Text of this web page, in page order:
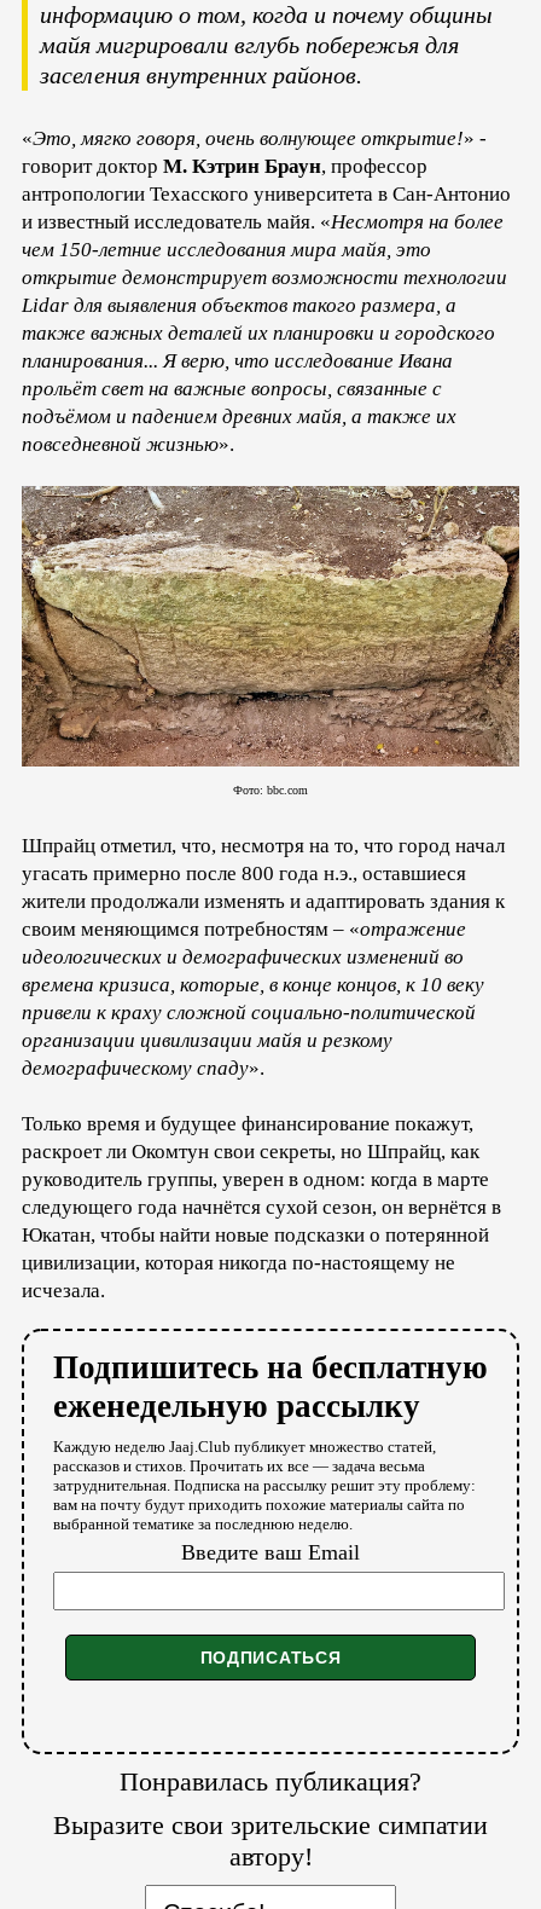
информацию о том, когда и почему общины
майя мигрировали вглубь побережья для
заселения внутренних районов.
«Это, мягко говоря, очень волнующее открытие!» -
говорит доктор М. Кэтрин Браун, профессор
антропологии Техасского университета в Сан-Антонио
и известный исследователь майя. «Несмотря на более
чем 150-летние исследования мира майя, это
открытие демонстрирует возможности технологии
Lidar для выявления объектов такого размера, а
также важных деталей их планировки и городского
планирования... Я верю, что исследование Ивана
прольёт свет на важные вопросы, связанные с
подъёмом и падением древних майя, а также их
повседневной жизнью».
Фото: bbc.com
Шпрайц отметил, что, несмотря на то, что город начал
угасать примерно после 800 года н.э., оставшиеся
жители продолжали изменять и адаптировать здания к
своим меняющимся потребностям – «отражение
идеологических и демографических изменений во
времена кризиса, которые, в конце концов, к 10 веку
привели к краху сложной социально-политической
организации цивилизации майя и резкому
демографическому спаду».
Только время и будущее финансирование покажут,
раскроет ли Окомтун свои секреты, но Шпрайц, как
руководитель группы, уверен в одном: когда в марте
следующего года начнётся сухой сезон, он вернётся в
Юкатан, чтобы найти новые подсказки о потерянной
цивилизации, которая никогда по-настоящему не
исчезала.
Подпишитесь на бесплатную
еженедельную рассылку
Каждую неделю Jaaj.Club публикует множество статей,
рассказов и стихов. Прочитать их все — задача весьма
затруднительная. Подписка на рассылку решит эту проблему:
вам на почту будут приходить похожие материалы сайта по
выбранной тематике за последнюю неделю.
Введите ваш Email
Понравилась публикация?
Выразите свои зрительские симпатии
автору!